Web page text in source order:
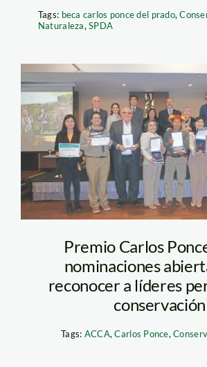
Tags: beca carlos ponce del prado,
Naturaleza,SPDA
Ganadores
carlos
Premio Carlos
nominaciones
reconocer a líderes
conservación
Tags: ACCA,Carlos Ponce,